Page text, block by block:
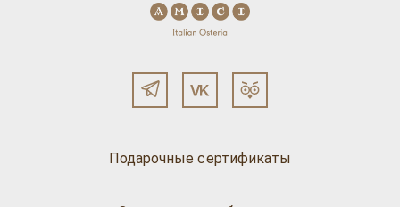
Подарочные сертификаты